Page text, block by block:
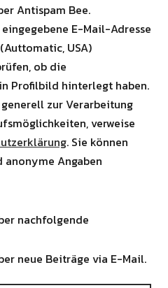
Antispam Bee.
E-Mail-Adresse
USA)
ob die
Profilbild hinterlegt haben.
zur Verarbeitung
verweise
. Sie können
anonyme Angaben
nachfolgende
neue Beiträge via E-Mail.